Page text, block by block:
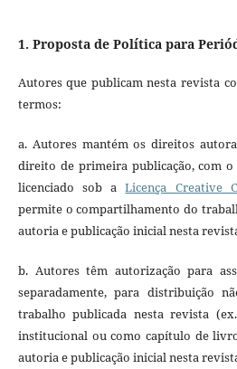
1. Proposta de Política para
Autores que publicam nesta revista
termos:
a. Autores mantém os direitos
direito de primeira publicação, com
licenciado sob aLicença Creative
permite o compartilhamento do
autoria e publicação inicial nesta
b. Autores têm autorização para
separadamente, para distribuição
trabalho publicada nesta revista
institucional ou como capítulo de
autoria e publicação inicial nesta